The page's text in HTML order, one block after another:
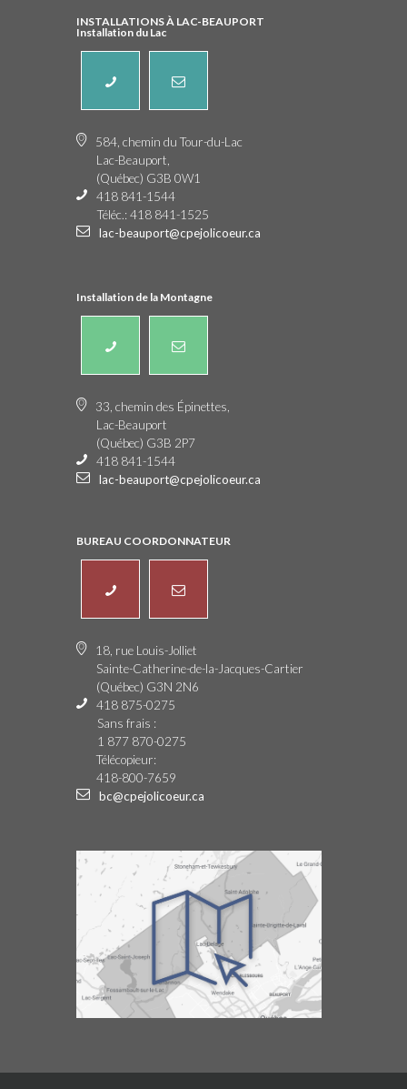
INSTALLATIONS À LAC-BEAUPORT
Installation du Lac
584, chemin du Tour-du-Lac
Lac-Beauport,
(Québec) G3B 0W1
418 841-1544
Téléc.: 418 841-1525
lac-beauport@cpejolicoeur.ca
Installation de la Montagne
33, chemin des Épinettes,
Lac-Beauport
(Québec) G3B 2P7
418 841-1544
lac-beauport@cpejolicoeur.ca
BUREAU COORDONNATEUR
18, rue Louis-Jolliet
Sainte-Catherine-de-la-Jacques-Cartier
(Québec) G3N 2N6
418 875-0275
Sans frais :
1 877 870-0275
Télécopieur:
418-800-7659
bc@cpejolicoeur.ca